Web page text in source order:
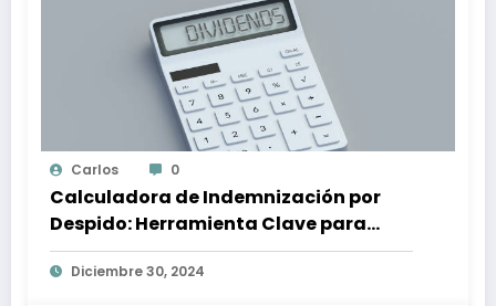
Carlos 0
Calculadora de Indemnización por
Despido: Herramienta Clave para
Proteger tus Derechos Laborales
Diciembre 30, 2024